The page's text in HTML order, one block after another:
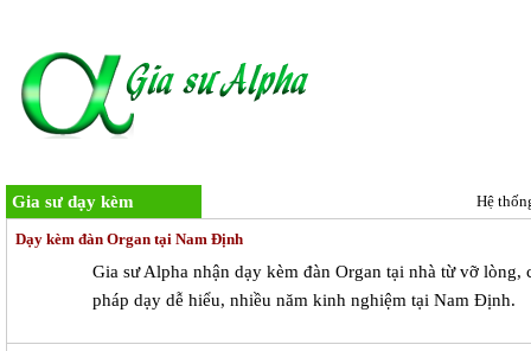
Gia sư dạy kèm Hệ
Dạy kèm đàn Organ tại Nam Định
Gia sư Alpha nhận dạy kèm đàn Organ tại nhà từ vỡ
pháp dạy dễ hiểu, nhiều năm kinh nghiệm tại Nam Định.